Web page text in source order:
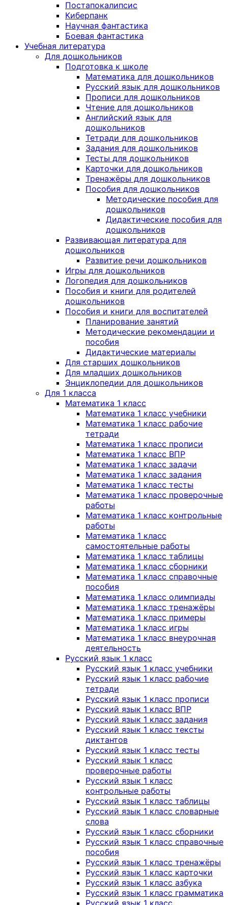
Постапокалипсис
Киберпанк
Научная фантастика
Боевая фантастика
Учебная литература
Для дошкольников
Подготовка к школе
Математика для дошкольников
Русский язык для дошкольников
Прописи для дошкольников
Чтение для дошкольников
Английский язык для
дошкольников
Тетради для дошкольников
Задания для дошкольников
Тесты для дошкольников
Карточки для дошкольников
Тренажёры для дошкольников
Пособия для дошкольников
Методические пособия для
дошкольников
Дидактические пособия для
дошкольников
Развивающая литература для
дошкольников
Развитие речи дошкольников
Игры для дошкольников
Логопедия для дошкольников
Пособия и книги для родителей
дошкольников
Пособия и книги для воспитателей
Планирование занятий
Методические рекомендации и
пособия
Дидактические материалы
Для старших дошкольников
Для младших дошкольников
Энциклопедии для дошкольников
Для 1 класса
Математика 1 класс
Математика 1 класс учебники
Математика 1 класс рабочие
тетради
Математика 1 класс прописи
Математика 1 класс ВПР
Математика 1 класс задачи
Математика 1 класс задания
Математика 1 класс тесты
Математика 1 класс проверочные
работы
Математика 1 класс контрольные
работы
Математика 1 класс
самостоятельные работы
Математика 1 класс таблицы
Математика 1 класс сборники
Математика 1 класс справочные
пособия
Математика 1 класс олимпиады
Математика 1 класс тренажёры
Математика 1 класс примеры
Математика 1 класс игры
Математика 1 класс внеурочная
деятельность
Русский язык 1 класс
Русский язык 1 класс учебники
Русский язык 1 класс рабочие
тетради
Русский язык 1 класс прописи
Русский язык 1 класс ВПР
Русский язык 1 класс задания
Русский язык 1 класс тексты
диктантов
Русский язык 1 класс тесты
Русский язык 1 класс
проверочные работы
Русский язык 1 класс
контрольные работы
Русский язык 1 класс таблицы
Русский язык 1 класс словарные
слова
Русский язык 1 класс сборники
Русский язык 1 класс справочные
пособия
Русский язык 1 класс тренажёры
Русский язык 1 класс карточки
Русский язык 1 класс азбука
Русский язык 1 класс грамматика
Русский язык 1 класс